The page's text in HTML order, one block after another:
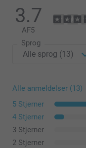
3.7
AF5
Sprog
Alle anmeldelser (13)
5 Stjerner
4 Stjerner
3 Stjerner
2 Stjerner